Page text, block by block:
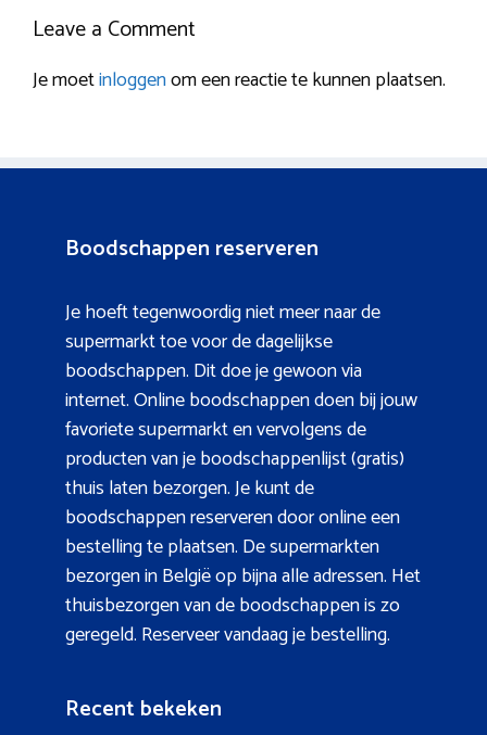
Leave a Comment
Je moetinloggenom een reactie te kunnen plaatsen.
Boodschappen reserveren
Je hoeft tegenwoordig niet meer naar de
supermarkt toe voor de dagelijkse
boodschappen. Dit doe je gewoon via
internet. Online boodschappen doen bij jouw
favoriete supermarkt en vervolgens de
producten van je boodschappenlijst (gratis)
thuis laten bezorgen. Je kunt de
boodschappen reserveren door online een
bestelling te plaatsen. De supermarkten
bezorgen in België op bijna alle adressen. Het
thuisbezorgen van de boodschappen is zo
geregeld. Reserveer vandaag je bestelling.
Recent bekeken